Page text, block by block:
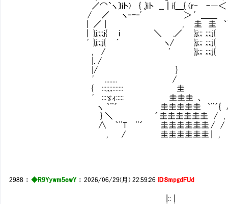
／⌒`ヽ〕iト) { ,}iト __┃i{＿{ (r‐ -―＜ ヽ＿＿＿
/ ／ ヽ‐-‐' ＞ ' ＿＿
| ／┃ , 圭 圭 ｀`ゝ
| }j;;;;j{ i ＼ .／ }j;;; ;;;;j{
' }j;;;j{ ´ ヽ/ }j;;; ;;;;j{
, / ' }j;;; ;;;;j{ ヽ:::::
|. /
|/ }
' ........ /
{ :::;;;;::::::: 圭
' :::ゞｨ::::: 圭圭圭 、
ヽ ｀¨´ 圭圭圭圭圭 ｀¨´{
} ＼ ´ 圭圭圭圭圭圭 / ,
∧ ｀¨T ¨´ 圭圭圭圭圭圭 / /
, / 圭圭圭圭圭圭 | ,
2988 ：◆R9Yywm5ewY：2026/06/29(月) 22:59:26 ID:8mpgdFUd
|:: |